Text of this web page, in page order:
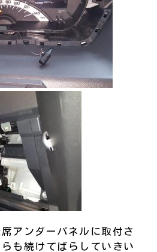
アンダーパネルに取付さ
も続けてばらしていきい